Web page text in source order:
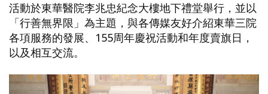
活動於東華醫院李兆忠紀念大樓地下禮堂舉行，並以
「行善無界限」為主題，與各傳媒友好介紹東華三院
各項服務的發展、155周年慶祝活動和年度賣旗日，
以及相互交流。